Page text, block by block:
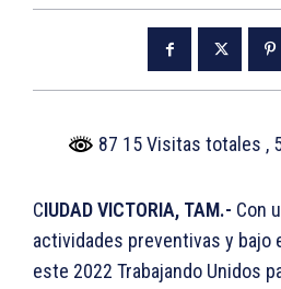
87 15 Visitas totales ,
CIUDAD VICTORIA, TAM.- Con
actividades preventivas y bajo
este 2022 Trabajando Unidos